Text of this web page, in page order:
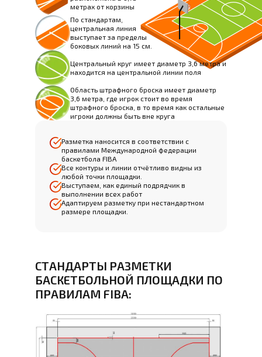
метрах от корзины
По стандартам,
центральная линия
выступает за пределы
боковых линий на 15 см.
Центральный круг имеет диаметр 3,6 метра и
находится на центральной линии поля
Область штрафного броска имеет диаметр
3,6 метра, где игрок стоит во время
штрафного броска, в то время как остальные
игроки должны быть вне круга
Разметка наносится в соответствии с
правилами Международной федерации
баскетбола FIBA
Все контуры и линии отчётливо видны из
любой точки площадки.
Выступаем, как единый подрядчик в
выполнении всех работ
Адаптируем разметку при нестандартном
размере площадки.
СТАНДАРТЫ РАЗМЕТКИ
БАСКЕТБОЛЬНОЙ ПЛОЩАДКИ ПО
ПРАВИЛАМ FIBA: